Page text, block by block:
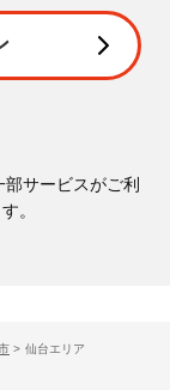
サービスがご利
。
> 仙台エリア